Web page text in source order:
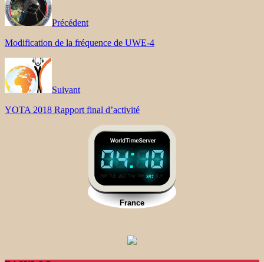
Précédent
Modification de la fréquence de UWE-4
Suivant
YOTA 2018 Rapport final d’activité